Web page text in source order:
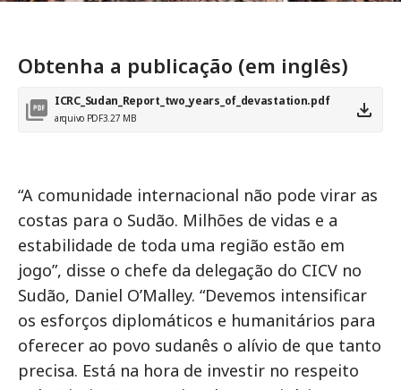
Obtenha a publicação (em inglês)
ICRC_Sudan_Report_two_years_of_devastation.pdf
arquivo PDF3.27 MB
“A comunidade internacional não pode virar as
costas para o Sudão. Milhões de vidas e a
estabilidade de toda uma região estão em
jogo”, disse o chefe da delegação do CICV no
Sudão, Daniel O’Malley. “Devemos intensificar
os esforços diplomáticos e humanitários para
oferecer ao povo sudanês o alívio de que tanto
precisa. Está na hora de investir no respeito